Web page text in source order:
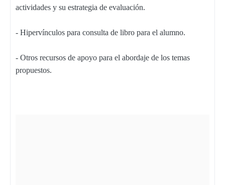
actividades y su estrategia de evaluación.
- Hipervínculos para consulta de libro para el alumno.
- Otros recursos de apoyo para el abordaje de los temas
propuestos.